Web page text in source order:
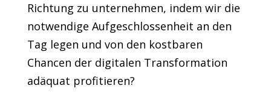
Richtung zu unternehmen, indem wir die
notwendige Aufgeschlossenheit an den
Tag legen und von den kostbaren
Chancen der digitalen Transformation
adäquat profitieren?